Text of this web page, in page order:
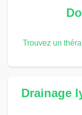
Trouvez un
Drainage